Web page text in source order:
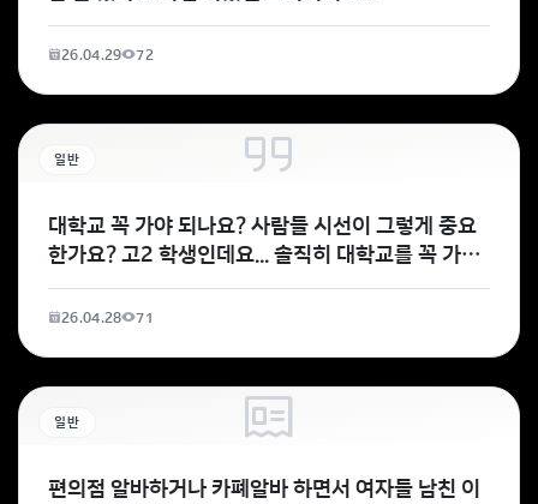
26.04.29 72
일반
대학교 꼭 가야 되나요? 사람들 시선이 그렇게 중요
한가요? 고2 학생인데요... 솔직히 대학교를 꼭 가야
되는지 잘 모르겠어요.가야된다고 생각되는 이유가
26.04.28 71
일반
편의점 알바하거나 카폐알바 하면서 여자들 남친 이